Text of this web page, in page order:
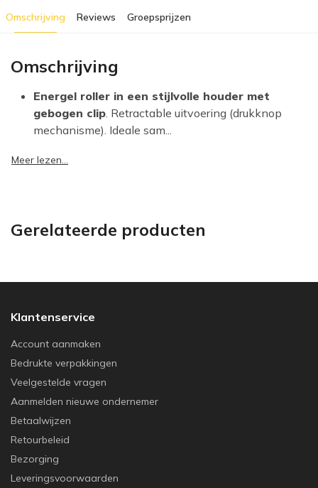
Omschrijving Reviews Groepsprijzen
Omschrijving
Energel roller in een stijlvolle houder met
gebogen clip. Retractable uitvoering (drukknop
mechanisme). Ideale sam...
Meer lezen...
Gerelateerde producten
Klantenservice
Account aanmaken
Bedrukte verpakkingen
Veelgestelde vragen
Aanmelden nieuwe ondernemer
Betaalwijzen
Retourbeleid
Bezorging
Leveringsvoorwaarden